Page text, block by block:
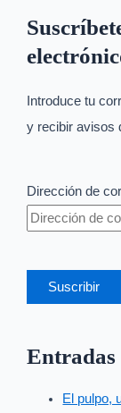
Introduce tu
y recibir avisos
Dirección de
Suscribir
Entradas
El pulpo,